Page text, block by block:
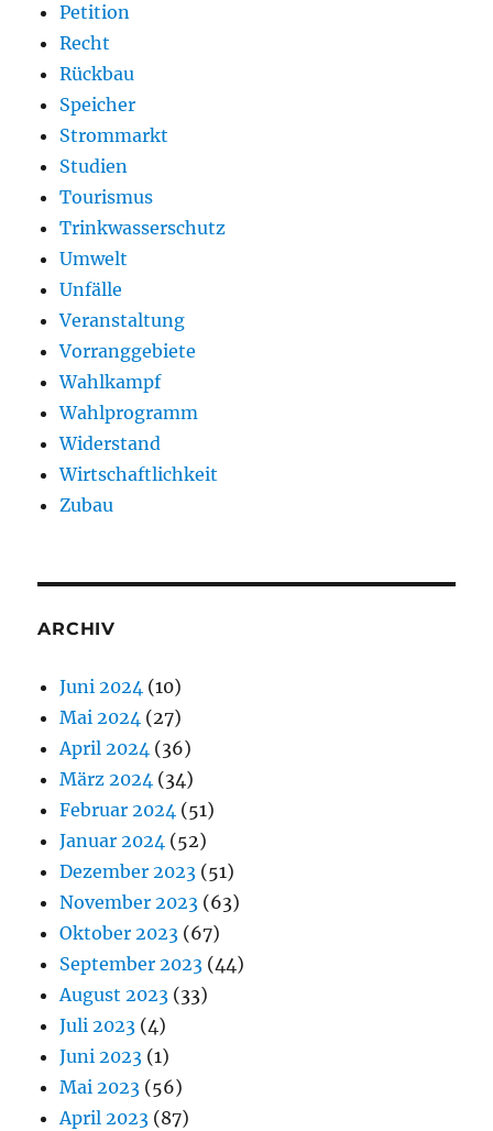
Petition
Recht
Rückbau
Speicher
Strommarkt
Studien
Tourismus
Trinkwasserschutz
Umwelt
Unfälle
Veranstaltung
Vorranggebiete
Wahlkampf
Wahlprogramm
Widerstand
Wirtschaftlichkeit
Zubau
ARCHIV
Juni 2024 (10)
Mai 2024 (27)
April 2024 (36)
März 2024 (34)
Februar 2024 (51)
Januar 2024 (52)
Dezember 2023 (51)
November 2023 (63)
Oktober 2023 (67)
September 2023 (44)
August 2023 (33)
Juli 2023 (4)
Juni 2023 (1)
Mai 2023 (56)
April 2023 (87)